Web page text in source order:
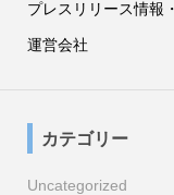
プレスリリース情報
運営会社
カテゴリー
Uncategorized